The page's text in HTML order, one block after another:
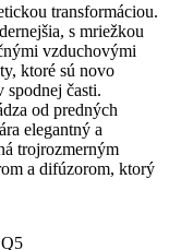
transformáciou.
s mriežkou
vzduchovými
ktoré sú novo
časti.
od predných
elegantný a
trojrozmerným
a difúzorom, ktorý